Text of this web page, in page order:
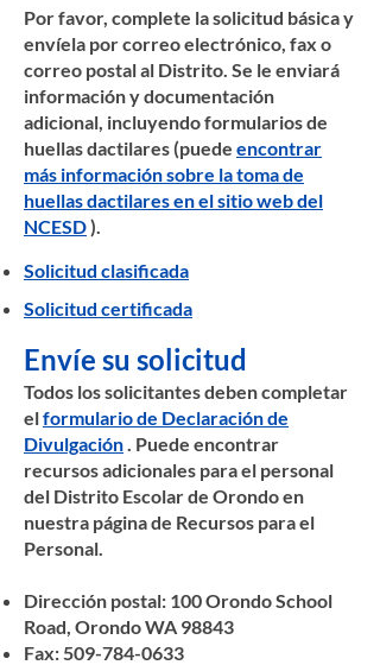
Por favor, complete la solicitud básica y
envíela por correo electrónico, fax o
correo postal al Distrito. Se le enviará
información y documentación
adicional, incluyendo formularios de
huellas dactilares (puede encontrar
más información sobre la toma de
huellas dactilares en el sitio web del
NCESD).
Solicitud clasificada
Solicitud certificada
Envíe su solicitud
Todos los solicitantes deben completar
elformulario de Declaración de
Divulgación. Puede encontrar
recursos adicionales para el personal
del Distrito Escolar de Orondo en
nuestra página de Recursos para el
Personal.
Dirección postal: 100 Orondo School
Road, Orondo WA 98843
Fax:509-784-0633